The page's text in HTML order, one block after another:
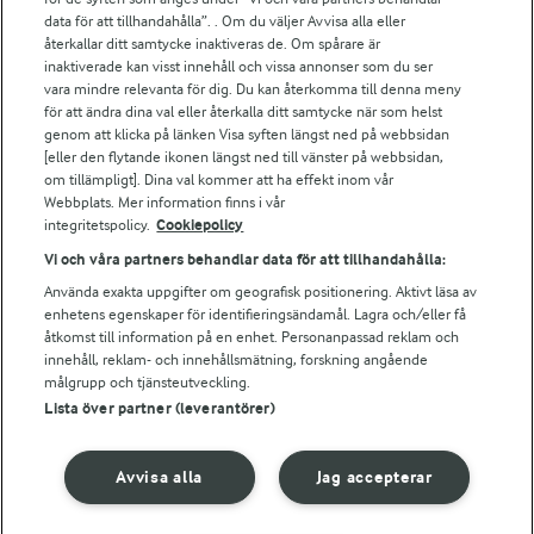
För ägare
Arlas kundportal
Arla.com
Falbygdens Ost
Arla webbshop
Bildbank
Följ oss
© 2026 Arla Foods
data för att tillhandahålla”. . Om du väljer Avvisa alla eller
återkallar ditt samtycke inaktiveras de. Om spårare är
inaktiverade kan visst innehåll och vissa annonser som du ser
vara mindre relevanta för dig. Du kan återkomma till denna meny
för att ändra dina val eller återkalla ditt samtycke när som helst
genom att klicka på länken Visa syften längst ned på webbsidan
[eller den flytande ikonen längst ned till vänster på webbsidan,
om tillämpligt]. Dina val kommer att ha effekt inom vår
Webbplats. Mer information finns i vår
integritetspolicy. Cookiepolicy
Vi och våra partners behandlar data för att tillhandahålla:
Använda exakta uppgifter om geografisk positionering. Aktivt läsa av
enhetens egenskaper för identifieringsändamål. Lagra och/eller få
åtkomst till information på en enhet. Personanpassad reklam och
innehåll, reklam- och innehållsmätning, forskning angående
målgrupp och tjänsteutveckling.
Lista över partner (leverantörer)
Jag accepterar
Avvisa alla